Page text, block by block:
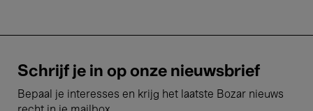
Schrijf je in op onze nieuwsbrief
Bepaal je interesses en krijg het laatste Bozar nieuws